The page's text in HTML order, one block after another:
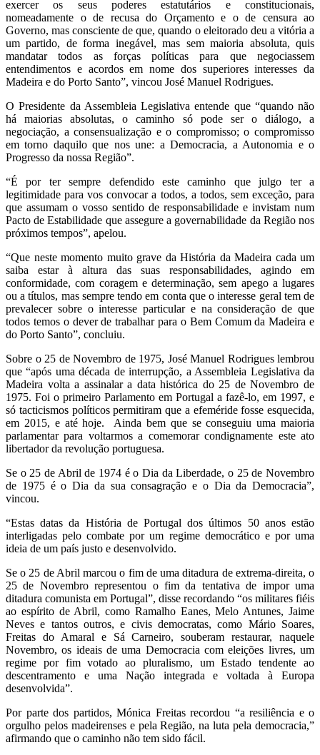
exercer os seus poderes estatutários e constitucionais,
nomeadamente o de recusa do Orçamento e o de censura ao
Governo, mas consciente de que, quando o eleitorado deu a vitória a
um partido, de forma inegável, mas sem maioria absoluta, quis
mandatar todos as forças políticas para que negociassem
entendimentos e acordos em nome dos superiores interesses da
Madeira e do Porto Santo”, vincou José Manuel Rodrigues.
O Presidente da Assembleia Legislativa entende que “quando não
há maiorias absolutas, o caminho só pode ser o diálogo, a
negociação, a consensualização e o compromisso; o compromisso
em torno daquilo que nos une: a Democracia, a Autonomia e o
Progresso da nossa Região”.
“É por ter sempre defendido este caminho que julgo ter a
legitimidade para vos convocar a todos, a todos, sem exceção, para
que assumam o vosso sentido de responsabilidade e invistam num
Pacto de Estabilidade que assegure a governabilidade da Região nos
próximos tempos”, apelou.
“Que neste momento muito grave da História da Madeira cada um
saiba estar à altura das suas responsabilidades, agindo em
conformidade, com coragem e determinação, sem apego a lugares
ou a títulos, mas sempre tendo em conta que o interesse geral tem de
prevalecer sobre o interesse particular e na consideração de que
todos temos o dever de trabalhar para o Bem Comum da Madeira e
do Porto Santo”, concluiu.
Sobre o 25 de Novembro de 1975, José Manuel Rodrigues lembrou
que “após uma década de interrupção, a Assembleia Legislativa da
Madeira volta a assinalar a data histórica do 25 de Novembro de
1975. Foi o primeiro Parlamento em Portugal a fazê-lo, em 1997, e
só tacticismos políticos permitiram que a efeméride fosse esquecida,
em 2015, e até hoje. Ainda bem que se conseguiu uma maioria
parlamentar para voltarmos a comemorar condignamente este ato
libertador da revolução portuguesa.
Se o 25 de Abril de 1974 é o Dia da Liberdade, o 25 de Novembro
de 1975 é o Dia da sua consagração e o Dia da Democracia”,
vincou.
“Estas datas da História de Portugal dos últimos 50 anos estão
interligadas pelo combate por um regime democrático e por uma
ideia de um país justo e desenvolvido.
Se o 25 de Abril marcou o fim de uma ditadura de extrema-direita, o
25 de Novembro representou o fim da tentativa de impor uma
ditadura comunista em Portugal”, disse recordando “os militares fiéis
ao espírito de Abril, como Ramalho Eanes, Melo Antunes, Jaime
Neves e tantos outros, e civis democratas, como Mário Soares,
Freitas do Amaral e Sá Carneiro, souberam restaurar, naquele
Novembro, os ideais de uma Democracia com eleições livres, um
regime por fim votado ao pluralismo, um Estado tendente ao
descentramento e uma Nação integrada e voltada à Europa
desenvolvida”.
Por parte dos partidos, Mónica Freitas recordou “a resiliência e o
orgulho pelos madeirenses e pela Região, na luta pela democracia,”
afirmando que o caminho não tem sido fácil.